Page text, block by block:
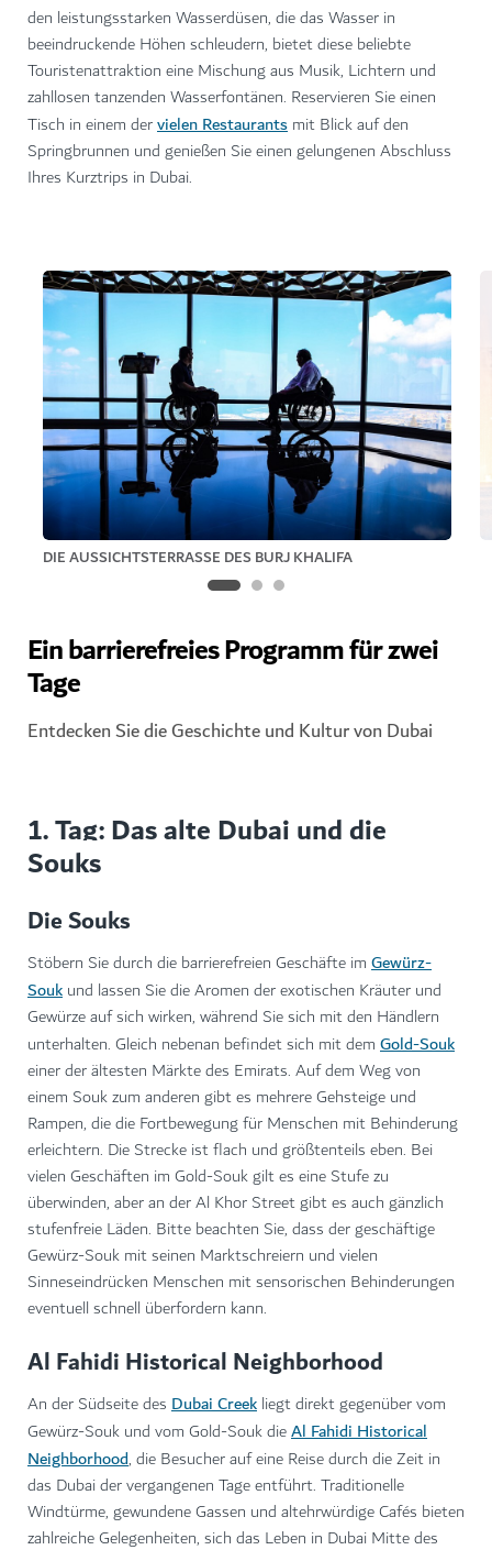
den leistungsstarken Wasserdüsen, die das Wasser in
beeindruckende Höhen schleudern, bietet diese beliebte
Touristenattraktion eine Mischung aus Musik, Lichtern und
zahllosen tanzenden Wasserfontänen. Reservieren Sie einen
Tisch in einem dervielen Restaurants mit Blick auf den
Springbrunnen und genießen Sie einen gelungenen Abschluss
Ihres Kurztrips in Dubai.
DIE AUSSICHTSTERRASSE DES BURJ KHALIFA
Ein barrierefreies Programm für zwei
Tage
Entdecken Sie die Geschichte und Kultur von Dubai
1. Tag: Das alte Dubai und die
Souks
Die Souks
Stöbern Sie durch die barrierefreien Geschäfte im Gewürz-
Souk und lassen Sie die Aromen der exotischen Kräuter und
Gewürze auf sich wirken, während Sie sich mit den Händlern
unterhalten. Gleich nebenan befindet sich mit dem Gold-Souk
einer der ältesten Märkte des Emirats. Auf dem Weg von
einem Souk zum anderen gibt es mehrere Gehsteige und
Rampen, die die Fortbewegung für Menschen mit Behinderung
erleichtern. Die Strecke ist flach und größtenteils eben. Bei
vielen Geschäften im Gold-Souk gilt es eine Stufe zu
überwinden, aber an der Al Khor Street gibt es auch gänzlich
stufenfreie Läden. Bitte beachten Sie, dass der geschäftige
Gewürz-Souk mit seinen Marktschreiern und vielen
Sinneseindrücken Menschen mit sensorischen Behinderungen
eventuell schnell überfordern kann.
Al Fahidi Historical Neighborhood
An der Südseite des Dubai Creek liegt direkt gegenüber vom
Gewürz-Souk und vom Gold-Souk dieAl Fahidi Historical
Neighborhood, die Besucher auf eine Reise durch die Zeit in
das Dubai der vergangenen Tage entführt. Traditionelle
Windtürme, gewundene Gassen und altehrwürdige Cafés bieten
zahlreiche Gelegenheiten, sich das Leben in Dubai Mitte des